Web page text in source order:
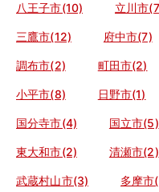
八王子市(10) 立川市
三鷹市(12) 府中市(7)
調布市(2) 町田市(2)
小平市(8) 日野市(1)
国分寺市(4) 国立市(5)
東大和市(2) 清瀬市(2)
武蔵村山市(3) 多摩市